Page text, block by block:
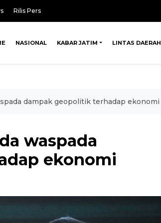
Rilis Pers
NASIONAL KABAR JATIM LINTAS DAERAH
dampak geopolitik terhadap ekonomi
waspada
ekonomi